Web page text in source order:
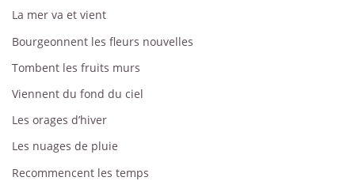
La mer va et vient
Bourgeonnent les fleurs nouvelles
Tombent les fruits murs
Viennent du fond du ciel
Les orages d’hiver
Les nuages de pluie
Recommencent les temps